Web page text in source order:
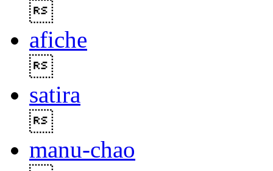
afiche
satira
manu-chao